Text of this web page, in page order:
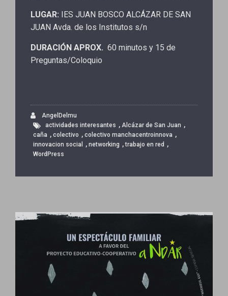
LUGAR: IES JUAN BOSCO ALCÁZAR DE SAN
JUAN Avda. de los Institutos s/n
DURACIÓN APROX. 60 minutos y 15 de
Preguntas/Coloquio
AngelDelmu
actividades interesantes , Alcázar de San Juan ,
caña , colectivo , colectivo manchacentroinnova ,
innovacion social , networking ,trabajo en red ,
WordPress